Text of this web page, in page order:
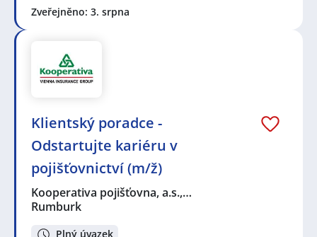
Zveřejněno: 3. srpna
Klientský poradce -
Odstartujte kariéru v
pojišťovnictví (m/ž)
Kooperativa pojišťovna, a.s.,…
Rumburk
Plný úvazek